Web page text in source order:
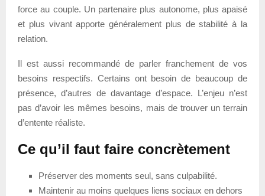
force au couple. Un partenaire plus autonome, plus apaisé
et plus vivant apporte généralement plus de stabilité à la
relation.
Il est aussi recommandé de parler franchement de vos
besoins respectifs. Certains ont besoin de beaucoup de
présence, d’autres de davantage d’espace. L’enjeu n’est
pas d’avoir les mêmes besoins, mais de trouver un terrain
d’entente réaliste.
Ce qu’il faut faire concrètement
Préserver des moments seul, sans culpabilité.
Maintenir au moins quelques liens sociaux en dehors